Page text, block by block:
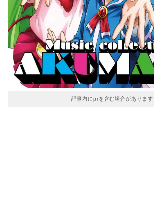
記事内にprを含む場合があります